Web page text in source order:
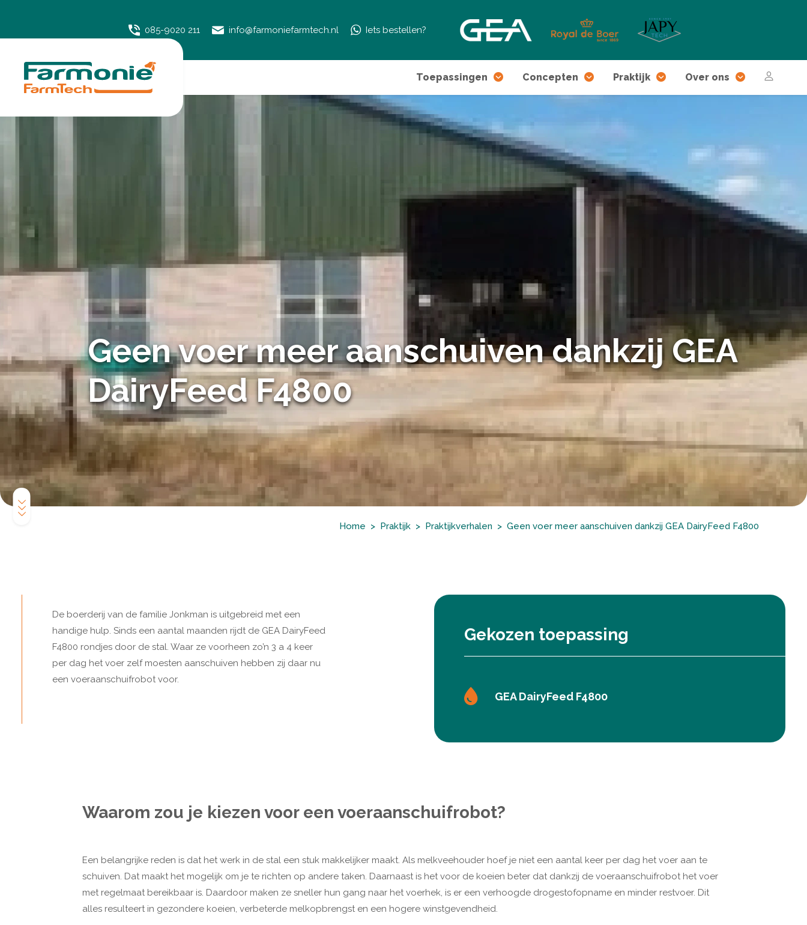
085-9020 211 info@farmoniefarmtech.nl Iets bestellen?
Toepassingen Concepten Praktijk Over ons
Geen voer meer aanschuiven dankzij GEA
DairyFeed F4800
Home Praktijk Praktijkverhalen Geen voer meer aanschuiven dankzij GEA DairyFeed F4800
De boerderij van de familie Jonkman is uitgebreid met een
handige hulp. Sinds een aantal maanden rijdt de GEA DairyFeed
F4800 rondjes door de stal. Waar ze voorheen zo’n 3 a 4 keer
per dag het voer zelf moesten aanschuiven hebben zij daar nu
een voeraanschuifrobot voor.
Gekozen toepassing
GEA DairyFeed F4800
Waarom zou je kiezen voor een voeraanschuifrobot?
Een belangrijke reden is dat het werk in de stal een stuk makkelijker maakt. Als melkveehouder hoef je niet een aantal keer per dag het voer aan te
schuiven. Dat maakt het mogelijk om je te richten op andere taken. Daarnaast is het voor de koeien beter dat dankzij de voeraanschuifrobot het voer
met regelmaat bereikbaar is. Daardoor maken ze sneller hun gang naar het voerhek, is er een verhoogde drogestofopname en minder restvoer. Dit
alles resulteert in gezondere koeien, verbeterde melkopbrengst en een hogere winstgevendheid.